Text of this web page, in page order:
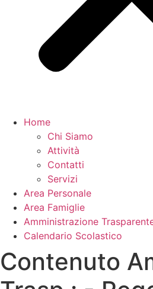
Home
Chi Siamo
Attività
Contatti
Servizi
Area Personale
Area Famiglie
Amministrazione
Calendario Scolastico
Contenuto